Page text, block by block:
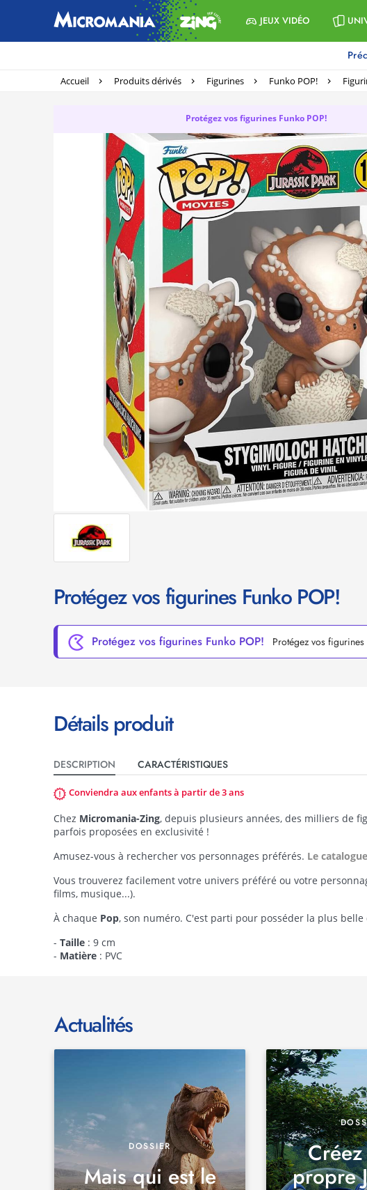
JEUX VIDÉO
Accueil Produits dérivés Figurines Funko POP!
Protégez vos figurines Funko POP!
Protégez vos figurines Funko POP!
Protégez vos figurines Funko POP! Protégez vos
Détails produit
DESCRIPTION CARACTÉRISTIQUES
Conviendra aux enfants à partir de 3 ans
Chez Micromania-Zing, depuis plusieurs années, des milliers de
parfois proposées en exclusivité !
Amusez-vous à rechercher vos personnages préférés. Le
Vous trouverez facilement votre univers préféré ou votre
films, musique...).
À chaque Pop, son numéro. C'est parti pour posséder la plus belle
- Taille : 9 cm
- Matière : PVC
Actualités
DOSSIER
Mais qui est le propre